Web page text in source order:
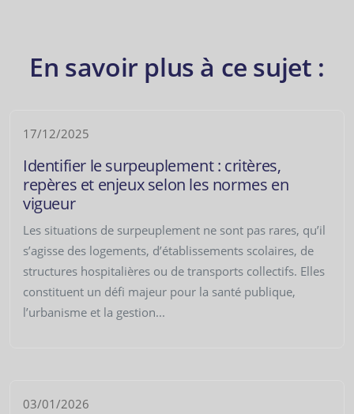
En savoir plus à ce sujet :
17/12/2025
Identifier le surpeuplement : critères,
repères et enjeux selon les normes en
vigueur
Les situations de surpeuplement ne sont pas rares, qu’il
s’agisse des logements, d’établissements scolaires, de
structures hospitalières ou de transports collectifs. Elles
constituent un défi majeur pour la santé publique,
l’urbanisme et la gestion...
03/01/2026